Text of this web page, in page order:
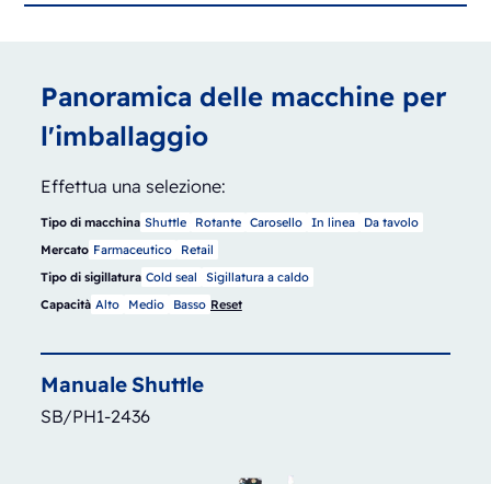
Panoramica delle macchine per
l'imballaggio
Effettua una selezione:
Tipo di macchina Shuttle Rotante Carosello In linea
Da tavolo
Mercato Farmaceutico
Retail
Tipo di sigillatura Cold seal
Sigillatura a caldo
Capacità Alto Medio Basso Reset
ManualeShuttle
SB/PH1-2436